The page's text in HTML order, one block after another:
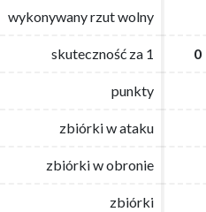
wykonywany rzut wolny
skuteczność za 1 0
punkty
zbiórki w ataku
zbiórki w obronie
zbiórki
wykonywany rzut wolny
skuteczność za 1 0
punkty
zbiórki w ataku
zbiórki w obronie
zbiórki